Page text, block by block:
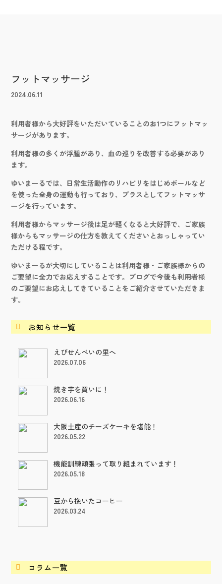
フットマッサージ
2024.06.11
利用者様から大好評をいただいていることのお1つにフットマッ
サージがあります。
利用者様の多くが浮腫があり、血の巡りを改善する必要があり
ます。
ゆいまーるでは、日常生活動作のリハビリをはじめボールなど
を使った全身の運動も行っており、プラスとしてフットマッサ
ージを行っています。
利用者様からマッサージ後は足が軽くなると大好評で、ご家族
様からもマッサージの仕方を教えてくださいとおっしゃってい
ただける程です。
ゆいまーるが大切にしていることは利用者様・ご家族様からの
ご要望に全力でお応えすることです。ブログで今後も利用者様
のご要望にお応えしてきていることをご紹介させていただきま
す。
 お知らせ一覧
えびせんべいの里へ
2026.07.06
焼き芋を買いに！
2026.06.16
大阪土産のチーズケーキを堪能！
2026.05.22
機能訓練頑張って取り組まれています！
2026.05.18
豆から挽いたコーヒー
2026.03.24
 コラム一覧